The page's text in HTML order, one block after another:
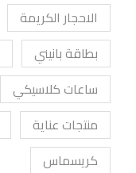
الاحجار الكريمة
بطاقة بانيني
ساعات كلاسيكي
منتجات عناية
كريسماس